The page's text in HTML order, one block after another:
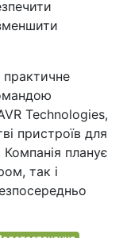
Technologies,
пристроїв для
планує
так і